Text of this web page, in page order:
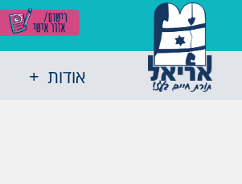
אודות